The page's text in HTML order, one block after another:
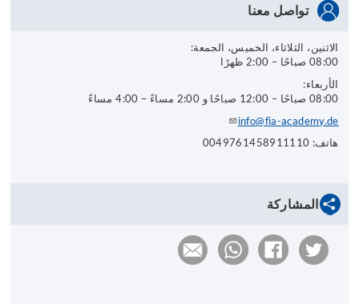
تواصل معنا
الاثنين، الثلاثاء، الخميس، الجمعة:
08:00 صباحًا – 2:00 ظهرًا
الأربعاء:
08:00 صباحًا – 12:00 صباحًا و 2:00 مساءً – 4:00 مساءً
info@fia-academy.de
هاتف: 0049761458911110
المشاركة